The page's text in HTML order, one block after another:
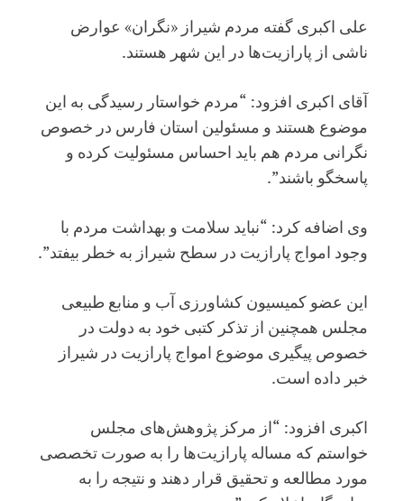
علی اکبری گفته مردم شیراز «نگران» عوارض
ناشی از پارازیت‌ها در این شهر هستند.
آقای اکبری افزود: “مردم خواستار رسیدگی به این
موضوع هستند و مسئولین استان فارس در خصوص
نگرانی مردم هم باید احساس مسئولیت کرده و
پاسخگو باشند”.
وی اضافه کرد: “نباید سلامت و بهداشت مردم با
وجود امواج پارازیت در سطح شیراز به خطر بیفتد”.
این عضو کمیسیون کشاورزی آب و منابع طبیعی
مجلس همچنین از تذکر کتبی خود به دولت در
خصوص پیگیری موضوع امواج پارازیت در شیراز
خبر داده است.
اکبری افزود: “از مرکز پژوهش‌های مجلس
خواستم که مساله پارازیت‌ها را به صورت تخصصی
مورد مطالعه و تحقیق قرار دهند و نتیجه را به